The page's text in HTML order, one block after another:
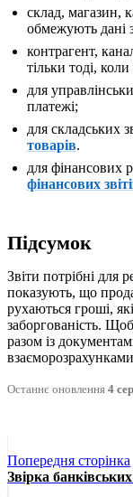
склад, магазин,
обмежують дані
контрагент,
тільки тоді,
для
платежі;
для складських
товарів.
для фінансових
фінансових
Підсумок
Звіти потрібні для
показують, що
рухаються гроші,
заборгованість.
разом із
Останнє оновлення 4
Попередня сторінка
Звірка